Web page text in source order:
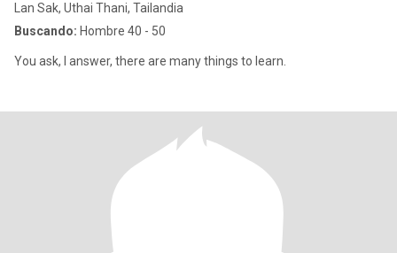
Lan Sak, Uthai Thani, Tailandia
Buscando: Hombre 40 - 50
You ask, I answer, there are many things to learn.